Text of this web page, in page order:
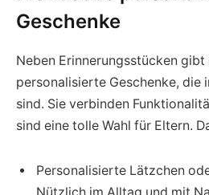
Geschenke
Neben Erinnerungsstücken gibt
personalisierte Geschenke, die
sind. Sie verbinden
sind eine tolle Wahl für Eltern.
Personalisierte Lätzchen